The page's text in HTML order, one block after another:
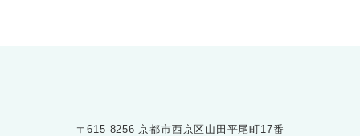
〒615-8256 京都市西京区山田平尾町17番